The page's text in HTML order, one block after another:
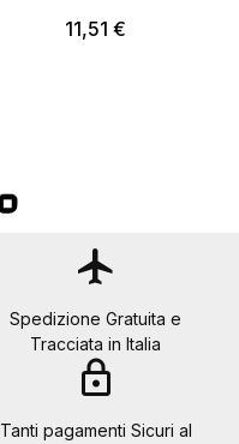
11,51 €
flight
Spedizione Gratuita e
Tracciata in Italia
lock
Tanti pagamenti Sicuri al